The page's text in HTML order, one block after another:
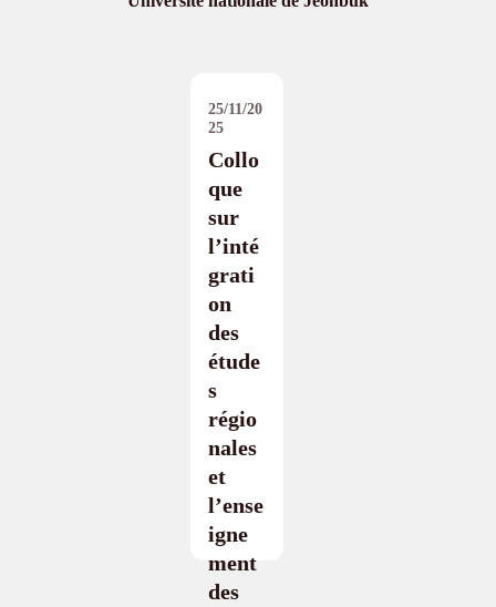
25/11/20
25
Collo
que
sur
l’inté
grati
on
des
étude
s
régio
nales
et
l’ense
igne
ment
des